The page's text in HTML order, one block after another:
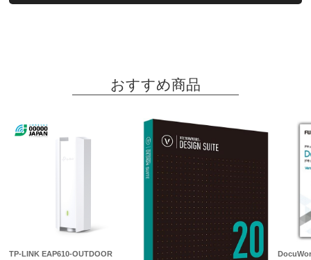
おすすめ商品
TP-LINK EAP610-OUTDOOR